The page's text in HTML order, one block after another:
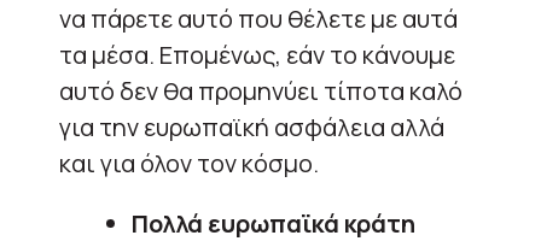
να πάρετε αυτό που θέλετε με αυτά
τα μέσα. Επομένως, εάν το κάνουμε
αυτό δεν θα προμηνύει τίποτα καλό
για την ευρωπαϊκή ασφάλεια αλλά
και για όλον τον κόσμο.
Πολλά ευρωπαϊκά κράτη